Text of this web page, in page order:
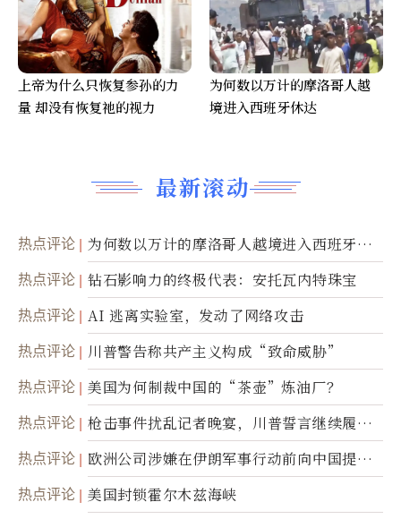
最新滚动
热点评论
为何数以万计的摩洛哥人越境进入西班牙休
达
热点评论 钻石影响力的终极代表：安托瓦内特珠宝
热点评论 AI 逃离实验室，发动了网络攻击
热点评论 川普警告称共产主义构成“致命威胁”
热点评论 美国为何制裁中国的“茶壶”炼油厂？
热点评论
枪击事件扰乱记者晚宴，川普誓言继续履行
职责
热点评论
欧洲公司涉嫌在伊朗军事行动前向中国提供
美军基地的卫星图像
热点评论 美国封锁霍尔木兹海峡
上帝为什么只恢复参孙的力
量 却没有恢复祂的视力
为何数以万计的摩洛哥人越
境进入西班牙休达